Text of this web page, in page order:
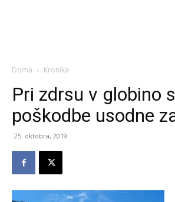
Doma Kronika
Pri zdrsu v globino
poškodbe usodne
25. oktobra, 2019